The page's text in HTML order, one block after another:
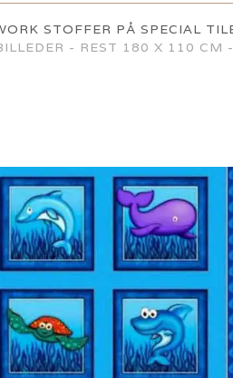
STOFFER PÅ SPECIAL
- REST 180 X 110 CM